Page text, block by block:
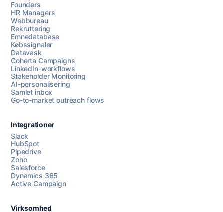
Chat med os
Founders
HR Managers
Webbureau
Rekruttering
Emnedatabase
Købssignaler
Datavask
Coherta Campaigns
LinkedIn-workflows
Stakeholder Monitoring
AI-personalisering
Samlet inbox
Go-to-market outreach flows
Integrationer
Slack
HubSpot
Pipedrive
Zoho
Salesforce
Dynamics 365
Active Campaign
Virksomhed